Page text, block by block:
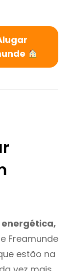
Freamunde
estão na